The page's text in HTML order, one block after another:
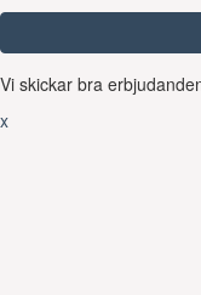
Vi skickar bra
x